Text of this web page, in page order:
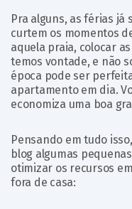
Pra alguns, as férias já
curtem os momentos
aquela praia, colocar
temos vontade, e não
época pode ser
apartamento em dia.
economiza uma boa
Pensando em tudo
blog algumas
otimizar os recursos
fora de casa: